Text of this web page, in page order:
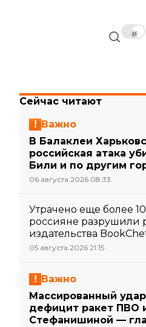
Сейчас читают
Важно
В Балаклеи
российская атака
Били и по другим
06 августа 2026 08:33
Утрачено еще более
россияне разрушили
издательства
05 августа 2026 21:15
Важно
Массированный
дефицит ракет ПВО
Стефанишиной —